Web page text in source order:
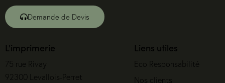
Demande de Devis
L'imprimerie
75 rue Rivay
92300 Levallois-Perret
Liens utiles
Eco Responsabilité
Nos clients